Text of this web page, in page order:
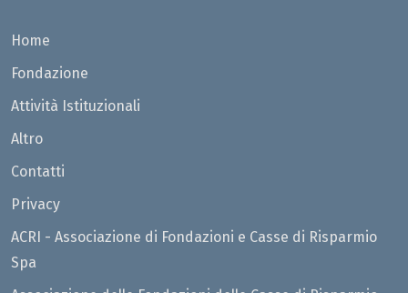
Home
Fondazione
Attività Istituzionali
Altro
Contatti
Privacy
ACRI - Associazione di Fondazioni e Casse di Risparmio
Spa